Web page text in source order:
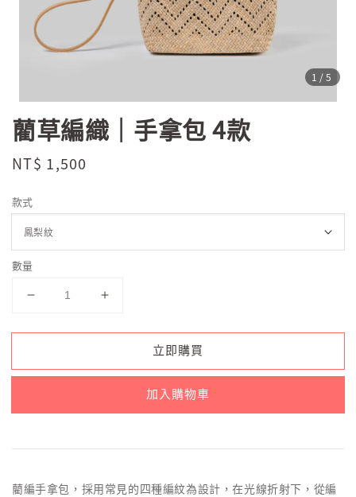
1 /5
藺草編織｜手拿包 4款
Regular
NT$ 1,500
款式
數量
立即購買
加入購物車
藺編手拿包，採用常見的四種編紋為設計，在光線折射下，從編